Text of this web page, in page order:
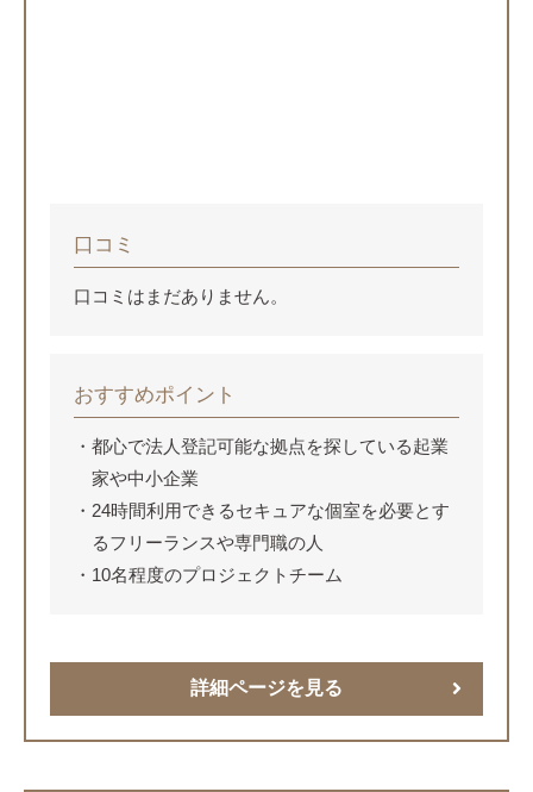
口コミ
口コミはまだありません。
おすすめポイント
都心で法人登記可能な拠点を探している起業
家や中小企業
24時間利用できるセキュアな個室を必要とす
るフリーランスや専門職の人
10名程度のプロジェクトチーム
詳細ページを見る